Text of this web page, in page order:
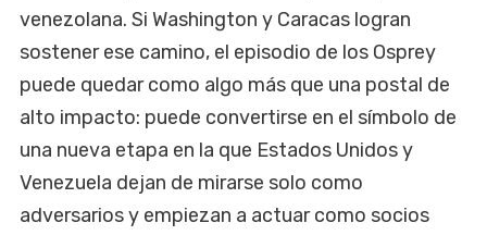
venezolana. Si Washington y Caracas logran
sostener ese camino, el episodio de los Osprey
puede quedar como algo más que una postal de
alto impacto: puede convertirse en el símbolo de
una nueva etapa en la que Estados Unidos y
Venezuela dejan de mirarse solo como
adversarios y empiezan a actuar como socios